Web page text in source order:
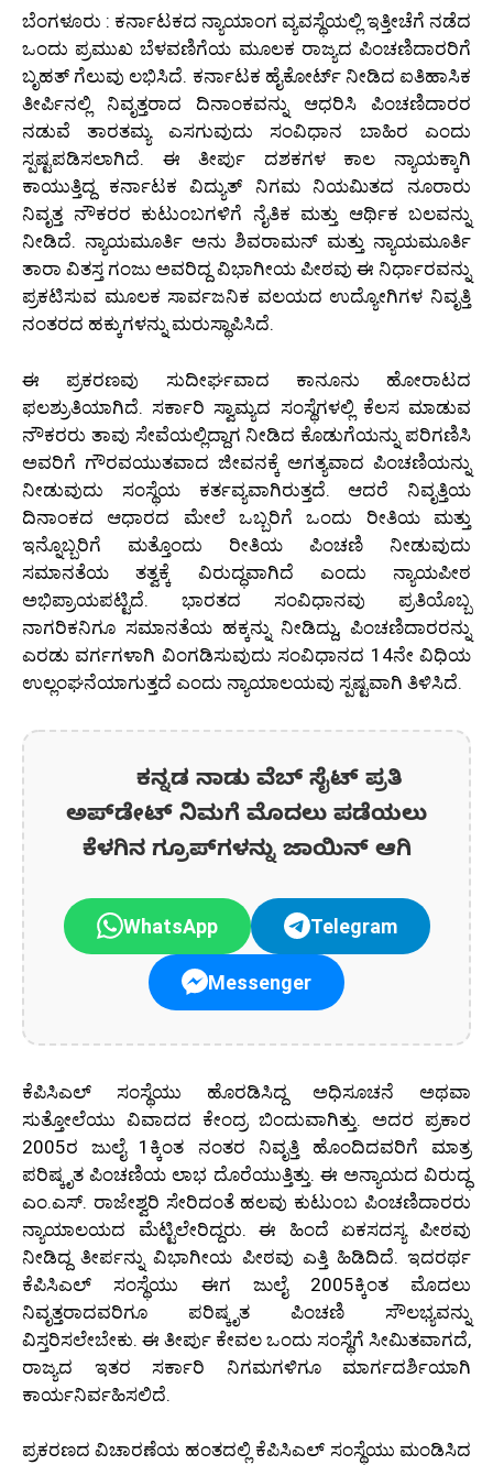
ಬೆಂಗಳೂರು : ಕರ್ನಾಟಕದ ನ್ಯಾಯಾಂಗ ವ್ಯವಸ್ಥೆಯಲ್ಲಿ ಇತ್ತೀಚೆಗೆ ನಡೆದ
ಒಂದು ಪ್ರಮುಖ ಬೆಳವಣಿಗೆಯ ಮೂಲಕ ರಾಜ್ಯದ ಪಿಂಚಣಿದಾರರಿಗೆ
ಬೃಹತ್ ಗೆಲುವು ಲಭಿಸಿದೆ. ಕರ್ನಾಟಕ ಹೈಕೋರ್ಟ್ ನೀಡಿದ ಐತಿಹಾಸಿಕ
ತೀರ್ಪಿನಲ್ಲಿ ನಿವೃತ್ತರಾದ ದಿನಾಂಕವನ್ನು ಆಧರಿಸಿ ಪಿಂಚಣಿದಾರರ
ನಡುವೆ ತಾರತಮ್ಯ ಎಸಗುವುದು ಸಂವಿಧಾನ ಬಾಹಿರ ಎಂದು
ಸ್ಪಷ್ಟಪಡಿಸಲಾಗಿದೆ. ಈ ತೀರ್ಪು ದಶಕಗಳ ಕಾಲ ನ್ಯಾಯಕ್ಕಾಗಿ
ಕಾಯುತ್ತಿದ್ದ ಕರ್ನಾಟಕ ವಿದ್ಯುತ್ ನಿಗಮ ನಿಯಮಿತದ ನೂರಾರು
ನಿವೃತ್ತ ನೌಕರರ ಕುಟುಂಬಗಳಿಗೆ ನೈತಿಕ ಮತ್ತು ಆರ್ಥಿಕ ಬಲವನ್ನು
ನೀಡಿದೆ. ನ್ಯಾಯಮೂರ್ತಿ ಅನು ಶಿವರಾಮನ್ ಮತ್ತು ನ್ಯಾಯಮೂರ್ತಿ
ತಾರಾ ವಿತಸ್ತ ಗಂಜು ಅವರಿದ್ದ ವಿಭಾಗೀಯ ಪೀಠವು ಈ ನಿರ್ಧಾರವನ್ನು
ಪ್ರಕಟಿಸುವ ಮೂಲಕ ಸಾರ್ವಜನಿಕ ವಲಯದ ಉದ್ಯೋಗಿಗಳ ನಿವೃತ್ತಿ
ನಂತರದ ಹಕ್ಕುಗಳನ್ನು ಮರುಸ್ಥಾಪಿಸಿದೆ.
ಈ ಪ್ರಕರಣವು ಸುದೀರ್ಘವಾದ ಕಾನೂನು ಹೋರಾಟದ
ಫಲಶ್ರುತಿಯಾಗಿದೆ. ಸರ್ಕಾರಿ ಸ್ವಾಮ್ಯದ ಸಂಸ್ಥೆಗಳಲ್ಲಿ ಕೆಲಸ ಮಾಡುವ
ನೌಕರರು ತಾವು ಸೇವೆಯಲ್ಲಿದ್ದಾಗ ನೀಡಿದ ಕೊಡುಗೆಯನ್ನು ಪರಿಗಣಿಸಿ
ಅವರಿಗೆ ಗೌರವಯುತವಾದ ಜೀವನಕ್ಕೆ ಅಗತ್ಯವಾದ ಪಿಂಚಣಿಯನ್ನು
ನೀಡುವುದು ಸಂಸ್ಥೆಯ ಕರ್ತವ್ಯವಾಗಿರುತ್ತದೆ. ಆದರೆ ನಿವೃತ್ತಿಯ
ದಿನಾಂಕದ ಆಧಾರದ ಮೇಲೆ ಒಬ್ಬರಿಗೆ ಒಂದು ರೀತಿಯ ಮತ್ತು
ಇನ್ನೊಬ್ಬರಿಗೆ ಮತ್ತೊಂದು ರೀತಿಯ ಪಿಂಚಣಿ ನೀಡುವುದು
ಸಮಾನತೆಯ ತತ್ವಕ್ಕೆ ವಿರುದ್ಧವಾಗಿದೆ ಎಂದು ನ್ಯಾಯಪೀಠ
ಅಭಿಪ್ರಾಯಪಟ್ಟಿದೆ. ಭಾರತದ ಸಂವಿಧಾನವು ಪ್ರತಿಯೊಬ್ಬ
ನಾಗರಿಕನಿಗೂ ಸಮಾನತೆಯ ಹಕ್ಕನ್ನು ನೀಡಿದ್ದು, ಪಿಂಚಣಿದಾರರನ್ನು
ಎರಡು ವರ್ಗಗಳಾಗಿ ವಿಂಗಡಿಸುವುದು ಸಂವಿಧಾನದ 14ನೇ ವಿಧಿಯ
ಉಲ್ಲಂಘನೆಯಾಗುತ್ತದೆ ಎಂದು ನ್ಯಾಯಾಲಯವು ಸ್ಪಷ್ಟವಾಗಿ ತಿಳಿಸಿದೆ.
ಕನ್ನಡ ನಾಡು ವೆಬ್ ಸೈಟ್ ಪ್ರತಿ
ಅಪ್‌ಡೇಟ್‌ ನಿಮಗೆ ಮೊದಲು ಪಡೆಯಲು
ಕೆಳಗಿನ ಗ್ರೂಪ್‌ಗಳನ್ನು ಜಾಯಿನ್ ಆಗಿ
WhatsApp Telegram
Messenger
ಕೆಪಿಸಿಎಲ್ ಸಂಸ್ಥೆಯು ಹೊರಡಿಸಿದ್ದ ಅಧಿಸೂಚನೆ ಅಥವಾ
ಸುತ್ತೋಲೆಯು ವಿವಾದದ ಕೇಂದ್ರ ಬಿಂದುವಾಗಿತ್ತು. ಅದರ ಪ್ರಕಾರ
2005ರ ಜುಲೈ 1ಕ್ಕಿಂತ ನಂತರ ನಿವೃತ್ತಿ ಹೊಂದಿದವರಿಗೆ ಮಾತ್ರ
ಪರಿಷ್ಕೃತ ಪಿಂಚಣಿಯ ಲಾಭ ದೊರೆಯುತ್ತಿತ್ತು. ಈ ಅನ್ಯಾಯದ ವಿರುದ್ಧ
ಎಂ.ಎಸ್. ರಾಜೇಶ್ವರಿ ಸೇರಿದಂತೆ ಹಲವು ಕುಟುಂಬ ಪಿಂಚಣಿದಾರರು
ನ್ಯಾಯಾಲಯದ ಮೆಟ್ಟಿಲೇರಿದ್ದರು. ಈ ಹಿಂದೆ ಏಕಸದಸ್ಯ ಪೀಠವು
ನೀಡಿದ್ದ ತೀರ್ಪನ್ನು ವಿಭಾಗೀಯ ಪೀಠವು ಎತ್ತಿ ಹಿಡಿದಿದೆ. ಇದರರ್ಥ
ಕೆಪಿಸಿಎಲ್ ಸಂಸ್ಥೆಯು ಈಗ ಜುಲೈ 2005ಕ್ಕಿಂತ ಮೊದಲು
ನಿವೃತ್ತರಾದವರಿಗೂ ಪರಿಷ್ಕೃತ ಪಿಂಚಣಿ ಸೌಲಭ್ಯವನ್ನು
ವಿಸ್ತರಿಸಲೇಬೇಕು. ಈ ತೀರ್ಪು ಕೇವಲ ಒಂದು ಸಂಸ್ಥೆಗೆ ಸೀಮಿತವಾಗದೆ,
ರಾಜ್ಯದ ಇತರ ಸರ್ಕಾರಿ ನಿಗಮಗಳಿಗೂ ಮಾರ್ಗದರ್ಶಿಯಾಗಿ
ಕಾರ್ಯನಿರ್ವಹಿಸಲಿದೆ.
ಪ್ರಕರಣದ ವಿಚಾರಣೆಯ ಹಂತದಲ್ಲಿ ಕೆಪಿಸಿಎಲ್ ಸಂಸ್ಥೆಯು ಮಂಡಿಸಿದ